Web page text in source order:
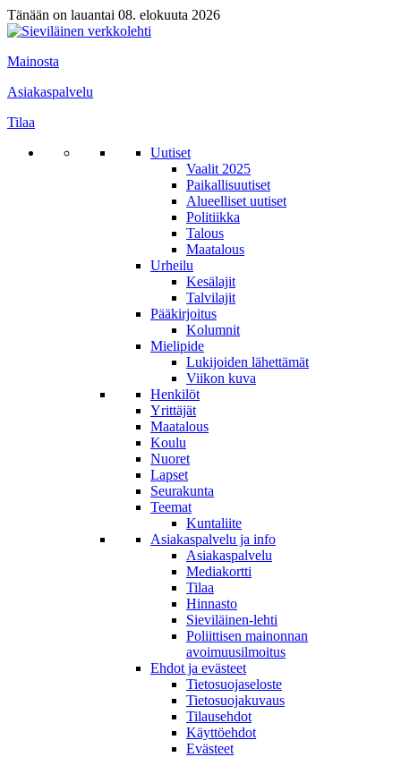
Tänään on lauantai 08. elokuuta 2026
Mainosta
Asiakaspalvelu
Tilaa
Uutiset
Vaalit 2025
Paikallisuutiset
Alueelliset uutiset
Politiikka
Talous
Maatalous
Urheilu
Kesälajit
Talvilajit
Pääkirjoitus
Kolumnit
Mielipide
Lukijoiden lähettämät
Viikon kuva
Henkilöt
Yrittäjät
Maatalous
Koulu
Nuoret
Lapset
Seurakunta
Teemat
Kuntaliite
Asiakaspalvelu ja info
Asiakaspalvelu
Mediakortti
Tilaa
Hinnasto
Sieviläinen-lehti
Poliittisen mainonnan
avoimuusilmoitus
Ehdot ja evästeet
Tietosuojaseloste
Tietosuojakuvaus
Tilausehdot
Käyttöehdot
Evästeet